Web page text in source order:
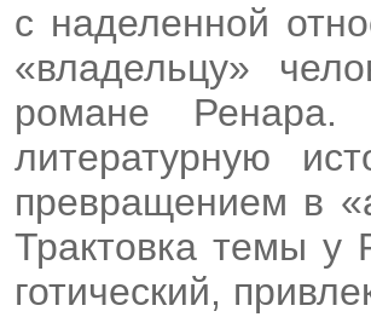
с наделенной
«владельцу»
романе
литературную
превращением в
Трактовка темы у
готический,